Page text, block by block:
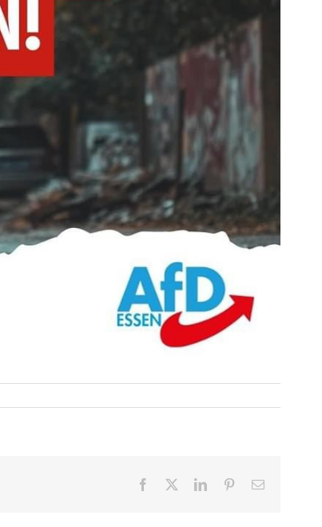
Facebook LinkedInPinterest
E-